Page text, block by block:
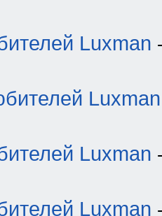
Luxman
Luxman
Luxman
Luxman